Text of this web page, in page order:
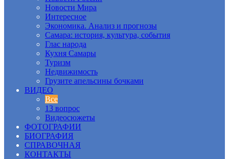
Новости Мира
Интересное
Экономика. Анализ и прогнозы
Самара: история, культура, события
Глас народа
Кухня Самары
Туризм
Недвижимость
Грузите апельсины бочками
ВИДЕО
Все
13 вопрос
Видеосюжеты
ФОТОГРАФИИ
БИОГРАФИЯ
СПРАВОЧНАЯ
КОНТАКТЫ